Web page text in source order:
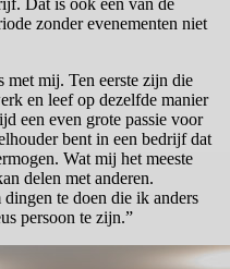
Dat is ook een van de
zonder evenementen niet
met mij. Ten eerste zijn die
en leef op dezelfde manier
een even grote passie voor
bent in een bedrijf dat
Wat mij het meeste
delen met anderen.
te doen die ik anders
persoon te zijn.”